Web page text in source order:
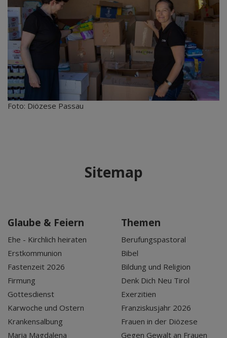
Foto: Diözese Passau
Sitemap
Glaube & Feiern
Ehe - Kirchlich heiraten
Erstkommunion
Fastenzeit 2026
Firmung
Gottesdienst
Karwoche und Ostern
Krankensalbung
Maria Magdalena
Themen
Berufungspastoral
Bibel
Bildung und Religion
Denk Dich Neu Tirol
Exerzitien
Franziskusjahr 2026
Frauen in der Diözese
Gegen Gewalt an Frauen